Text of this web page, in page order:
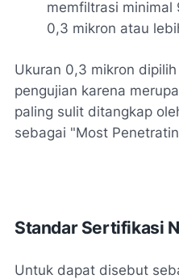
memfiltrasi minimal
0,3 mikron atau
Ukuran 0,3 mikron
pengujian karena
paling sulit ditangkap
sebagai "Most
Standar Sertifikasi
Untuk dapat disebut